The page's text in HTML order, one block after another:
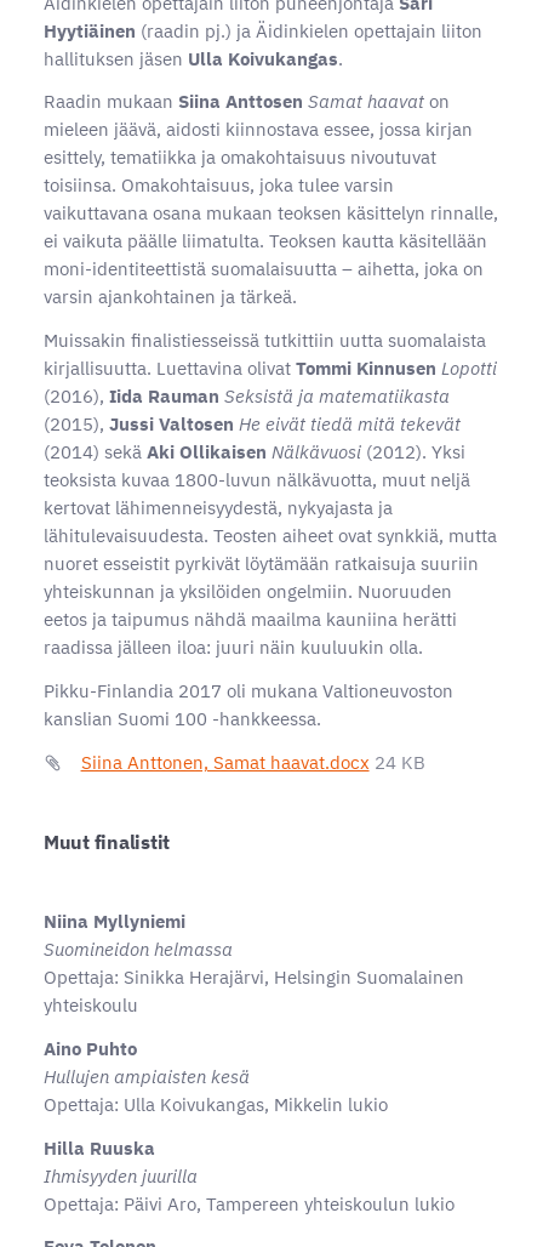
Hyytiäinen (raadin pj.) ja Äidinkielen opettajain liiton
hallituksen jäsen Ulla Koivukangas.
Raadin mukaan Siina Anttosen Samat haavaton
mieleen jäävä, aidosti kiinnostava essee, jossa kirjan
esittely, tematiikka ja omakohtaisuus nivoutuvat
toisiinsa. Omakohtaisuus, joka tulee varsin
vaikuttavana osana mukaan teoksen käsittelyn rinnalle,
ei vaikuta päälle liimatulta. Teoksen kautta käsitellään
moni-identiteettistä suomalaisuutta – aihetta, joka on
varsin ajankohtainen ja tärkeä.
Muissakin finalistiesseissä tutkittiin uutta suomalaista
kirjallisuutta. Luettavina olivat Tommi Kinnusen Lopotti
(2016), Iida Rauman Seksistä ja matematiikasta
(2015), Jussi Valtosen He eivät tiedä mitä tekevät
(2014) sekäAki Ollikaisen Nälkävuosi(2012). Yksi
teoksista kuvaa 1800-luvun nälkävuotta, muut neljä
kertovat lähimenneisyydestä, nykyajasta ja
lähitulevaisuudesta. Teosten aiheet ovat synkkiä, mutta
nuoret esseistit pyrkivät löytämään ratkaisuja suuriin
yhteiskunnan ja yksilöiden ongelmiin. Nuoruuden
eetos ja taipumus nähdä maailma kauniina herätti
raadissa jälleen iloa: juuri näin kuuluukin olla.
Pikku-Finlandia 2017 oli mukana Valtioneuvoston
kanslian Suomi 100 -hankkeessa.
Siina Anttonen, Samat haavat.docx 24 KB
Muut finalistit
Niina Myllyniemi
Suomineidon helmassa
Opettaja: Sinikka Herajärvi, Helsingin Suomalainen
yhteiskoulu
Aino Puhto
Hullujen ampiaisten kesä
Opettaja: Ulla Koivukangas, Mikkelin lukio
Hilla Ruuska
Ihmisyyden juurilla
Opettaja: Päivi Aro, Tampereen yhteiskoulun lukio